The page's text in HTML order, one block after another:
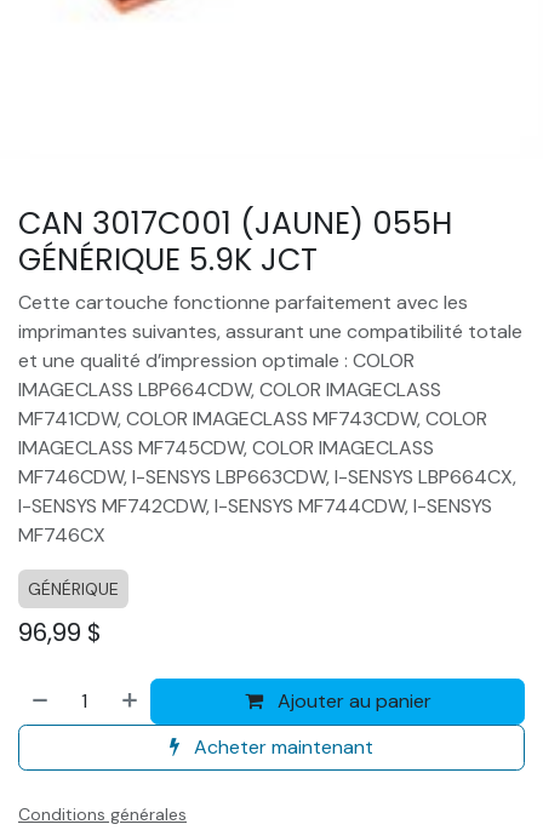
CAN 3017C001 (JAUNE) 055H
GÉNÉRIQUE 5.9K JCT
Cette cartouche fonctionne parfaitement avec les
imprimantes suivantes, assurant une compatibilité totale
et une qualité d’impression optimale : COLOR
IMAGECLASS LBP664CDW, COLOR IMAGECLASS
MF741CDW, COLOR IMAGECLASS MF743CDW, COLOR
IMAGECLASS MF745CDW, COLOR IMAGECLASS
MF746CDW, I-SENSYS LBP663CDW, I-SENSYS LBP664CX,
I-SENSYS MF742CDW, I-SENSYS MF744CDW, I-SENSYS
MF746CX
GÉNÉRIQUE
96,99 $
Ajouter au panier
Acheter maintenant
Conditions générales